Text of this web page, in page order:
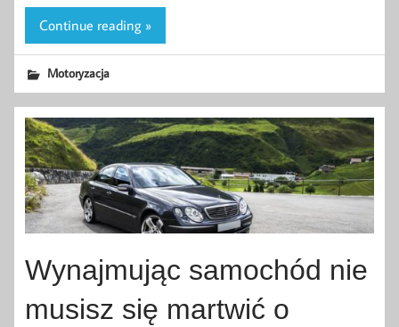
Continue reading »
Motoryzacja
Wynajmując samochód nie
musisz się martwić o